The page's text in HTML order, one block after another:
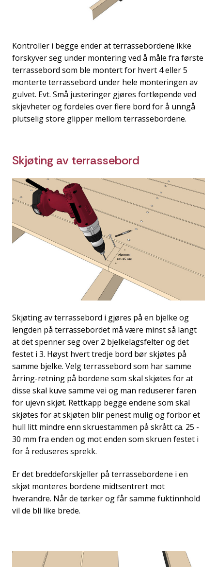
Kontroller i begge ender at terrassebordene ikke
forskyver seg under montering ved å måle fra første
terrassebord som ble montert for hvert 4 eller 5
monterte terrassebord under hele monteringen av
gulvet. Evt. Små justeringer gjøres fortløpende ved
skjevheter og fordeles over flere bord for å unngå
plutselig store glipper mellom terrassebordene.
Skjøting av terrassebord
Skjøting av terrassebord i gjøres på en bjelke og
lengden på terrassebordet må være minst så langt
at det spenner seg over 2 bjelkelagsfelter og det
festet i 3. Høyst hvert tredje bord bør skjøtes på
samme bjelke. Velg terrassebord som har samme
årring-retning på bordene som skal skjøtes for at
disse skal kuve samme vei og man reduserer faren
for ujevn skjøt. Rettkapp begge endene som skal
skjøtes for at skjøten blir penest mulig og forbor et
hull litt mindre enn skruestammen på skrått ca. 25 -
30 mm fra enden og mot enden som skruen festet i
for å reduseres sprekk.
Er det breddeforskjeller på terrassebordene i en
skjøt monteres bordene midtsentrert mot
hverandre. Når de tørker og får samme fuktinnhold
vil de bli like brede.